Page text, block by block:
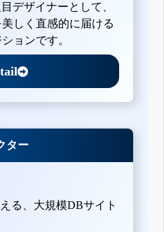
デザイナーとして、
しく直感的に届ける
ョンです。
ター
る、大規模DBサイト